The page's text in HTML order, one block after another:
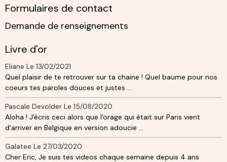
Formulaires de contact
Demande de renseignements
Livre d'or
Eliane Le 13/02/2021
Quel plaisir de te retrouver sur ta chaine ! Quel baume pour nos
coeurs tes paroles douces et justes ...
Pascale Devolder Le 15/08/2020
Aloha ! J'écris ceci alors que l'orage qui était sur Paris vient
d'arriver en Belgique en version adoucie ...
Galatee Le 27/03/2020
Cher Eric, Je suis tes videos chaque semaine depuis 4 ans